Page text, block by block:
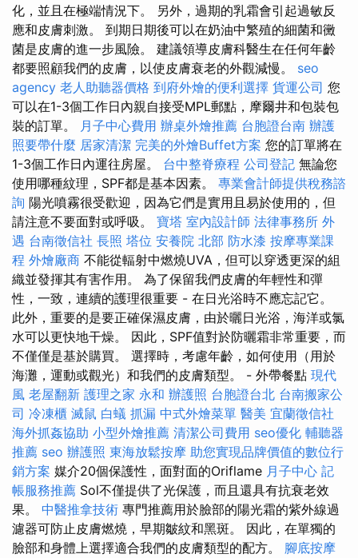
化，並且在極端情況下。 另外，過期的乳霜會引起過敏反
應和皮膚刺激。 到期日期後可以在奶油中繁殖的細菌和黴
菌是皮膚的進一步風險。 建議領導皮膚科醫生在任何年齡
都要照顧我們的皮膚，以使皮膚衰老的外觀減慢。 seo
agency 老人助聽器價格 到府外燴的便利選擇 貨運公司 您
可以在1-3個工作日內親自接受MPL郵點，摩爾井和包裝包
裝的訂單。 月子中心費用 辦桌外燴推薦 台胞證台南 辦護
照要帶什麼 居家清潔 完美的外燴Buffet方案 您的訂單將在
1-3個工作日內運往房屋。 台中整脊療程 公司登記 無論您
使用哪種紋理，SPF都是基本因素。 專業會計師提供稅務諮
詢 陽光噴霧很受歡迎，因為它們是實用且易於使用的，但
請注意不要面對或呼吸。 寶塔 室內設計師 法律事務所 外
遇 台南徵信社 長照 塔位 安養院 北部 防水漆 按摩專業課
程 外燴廠商 不能從輻射中燃燒UVA，但可以穿透更深的組
織並發揮其有害作用。 為了保留我們皮膚的年輕性和彈
性，一致，連續的護理很重要 - 在日光浴時不應忘記它。
此外，重要的是要正確保濕皮膚，由於曬日光浴，海洋或氯
水可以更快地干燥。 因此，SPF值對於防曬霜非常重要，而
不僅僅是基於購買。 選擇時，考慮年齡，如何使用（用於
海灘，運動或觀光）和我們的皮膚類型。 - 外帶餐點 現代
風 老屋翻新 護理之家 永和 辦護照 台胞證台北 台南搬家公
司 冷凍櫃 滅鼠 白蟻 抓漏 中式外燴菜單 醫美 宜蘭徵信社
海外抓姦協助 小型外燴推薦 清潔公司費用 seo優化 輔聽器
推薦 seo 辦護照 東海放鬆按摩 助您實現品牌價值的數位行
銷方案 媒介20個保護性，面對面的Oriflame 月子中心 記
帳服務推薦 Sol不僅提供了光保護，而且還具有抗衰老效
果。 中醫推拿技術 專門推薦用於臉部的陽光霜的紫外線過
濾器可防止皮膚燃燒，早期皺紋和黑斑。 因此，在單獨的
臉部和身體上選擇適合我們的皮膚類型的配方。 腳底按摩